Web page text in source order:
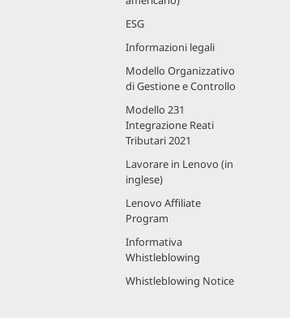
ESG
Informazioni legali
Modello Organizzativo
di Gestione e Controllo
Modello 231
Integrazione Reati
Tributari 2021
Lavorare in Lenovo (in
inglese)
Lenovo Affiliate
Program
Informativa
Whistleblowing
Whistleblowing Notice